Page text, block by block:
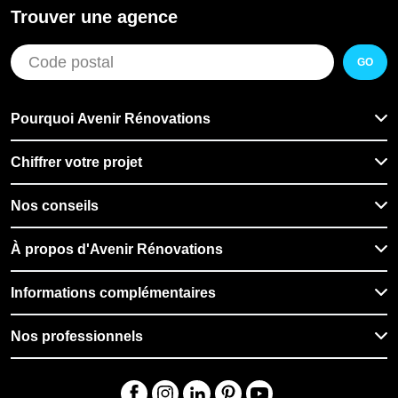
Rénovation de maison d'architecte à
Braine-l'Alleud
Rénovation de mur extérieur à Braine-
l'Alleud
Installation de pergola à Braine-l'Alleud
Installation de volets à Braine-l'Alleud
Installation de store banne à Braine-l'Alleud
Installation de portail à Braine-l'Alleud
Installation de baie vitrée à Braine-l'Alleud
Installation de poêle à granulés à Braine-
l'Alleud
Installation de poêle à bois à Braine-
l'Alleud
Aménagement salle de bain senior à
Trouver une agence
GO
Pourquoi Avenir Rénovations
Chiffrer votre projet
Nos conseils
À propos d'Avenir Rénovations
Informations complémentaires
Nos professionnels